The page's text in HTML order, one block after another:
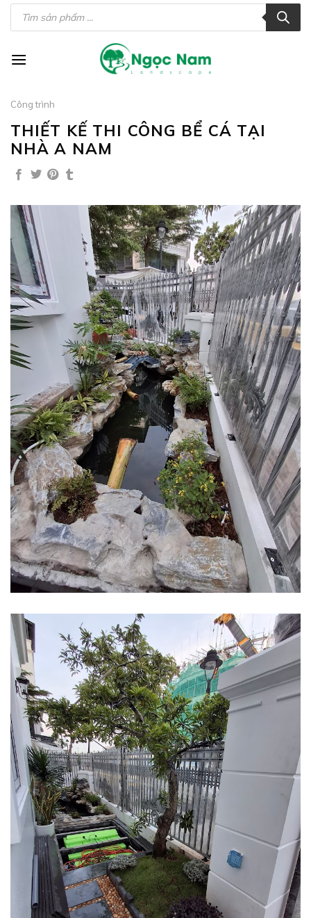
Skip
Tìm
kiếm
phẩm
Công trình
THIẾT KẾ THI CÔNG BỂ CÁ TẠI
NHÀ A NAM